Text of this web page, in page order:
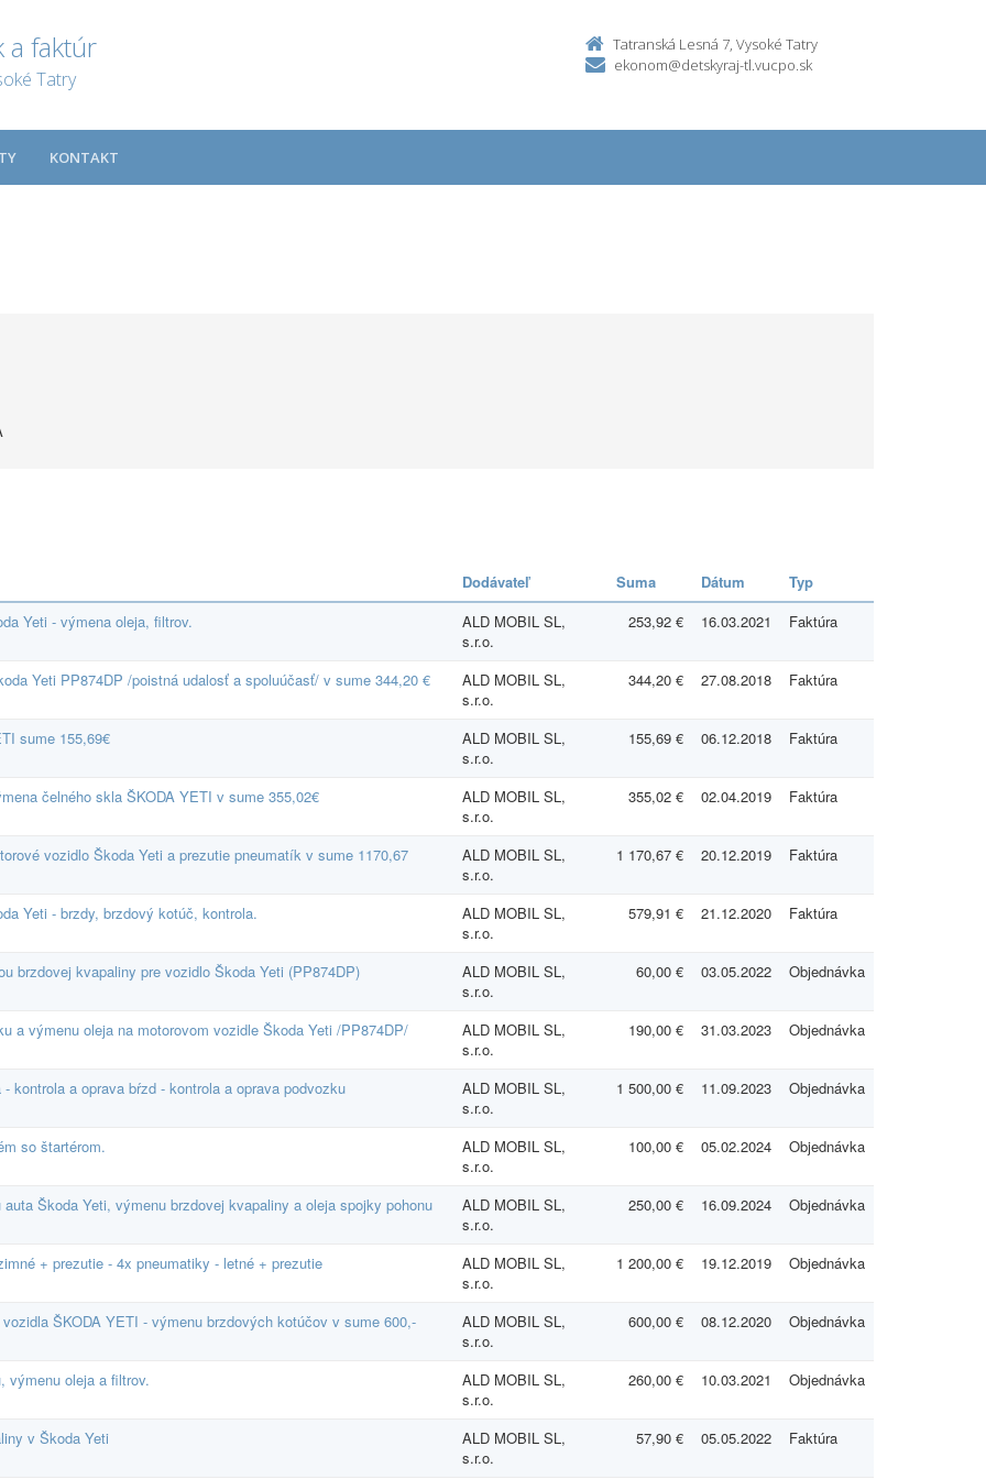
a faktúr
Tatry
Tatranská Lesná 7, Vysoké Tatry
ekonom@detskyraj-tl.vucpo.sk
KONTAKT
Dodávateľ Suma Dátum
Typ
Yeti - výmena oleja, filtrov.
ALD MOBIL SL,
s.r.o.
253,92 € 16.03.2021 Faktúra
Yeti PP874DP /poistná udalosť a spoluúčasť/ v sume 344,20 €
ALD MOBIL SL,
s.r.o.
344,20 € 27.08.2018 Faktúra
sume 155,69€
ALD MOBIL SL,
s.r.o.
155,69 € 06.12.2018 Faktúra
čelného skla ŠKODA YETI v sume 355,02€
ALD MOBIL SL,
s.r.o.
355,02 € 02.04.2019 Faktúra
vozidlo Škoda Yeti a prezutie pneumatík v sume 1170,67
ALD MOBIL SL,
s.r.o.
1 170,67 € 20.12.2019 Faktúra
Yeti - brzdy, brzdový kotúč, kontrola.
ALD MOBIL SL,
s.r.o.
579,91 € 21.12.2020 Faktúra
brzdovej kvapaliny pre vozidlo Škoda Yeti (PP874DP)
ALD MOBIL SL,
s.r.o.
60,00 € 03.05.2022 Objednávka
a výmenu oleja na motorovom vozidle Škoda Yeti /PP874DP/
ALD MOBIL SL,
s.r.o.
190,00 € 31.03.2023 Objednávka
kontrola a oprava bŕzd - kontrola a oprava podvozku
ALD MOBIL SL,
s.r.o.
1 500,00 € 11.09.2023 Objednávka
so štartérom.
ALD MOBIL SL,
s.r.o.
100,00 € 05.02.2024 Objednávka
Škoda Yeti, výmenu brzdovej kvapaliny a oleja spojky pohonu
ALD MOBIL SL,
s.r.o.
250,00 € 16.09.2024 Objednávka
+ prezutie - 4x pneumatiky - letné + prezutie
ALD MOBIL SL,
s.r.o.
1 200,00 € 19.12.2019 Objednávka
ŠKODA YETI - výmenu brzdových kotúčov v sume 600,-
ALD MOBIL SL,
s.r.o.
600,00 € 08.12.2020 Objednávka
výmenu oleja a filtrov.
ALD MOBIL SL,
s.r.o.
260,00 € 10.03.2021 Objednávka
v Škoda Yeti
ALD MOBIL SL,
s.r.o.
57,90 € 05.05.2022 Faktúra